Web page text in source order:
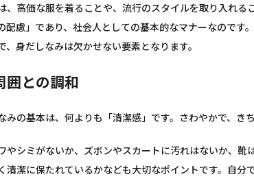
、高価な服を着ることや、流行のスタイルを取り入れ
配慮」であり、社会人としての基本的なマナーなので
、身だしなみは欠かせない要素となります。
囲との調和
みの基本は、何よりも「清潔感」です。さわやかで、き
やシミがないか、ズボンやスカートに汚れはないか、靴
清潔に保たれているかなども大切なポイントです。自